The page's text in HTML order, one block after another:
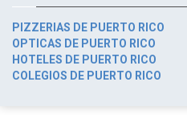
PIZZERIAS DE PUERTO RICO
OPTICAS DE PUERTO RICO
HOTELES DE PUERTO RICO
COLEGIOS DE PUERTO RICO